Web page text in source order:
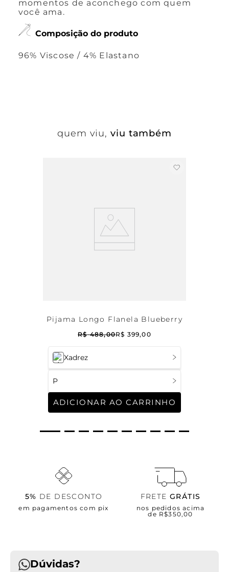
momentos de aconchego com quem
você ama.
Composição do produto
96% Viscose / 4% Elastano
quem viu, viu também
Xadrez
P
ADICIONAR AO CARRINHO
Pijama Longo Flanela Blueberry
R$ 488,00R$ 399,00
5% DE DESCONTO
em pagamentos com pix
FRETE GRÁTIS
nos pedidos acima
de R$350,00
Dúvidas?